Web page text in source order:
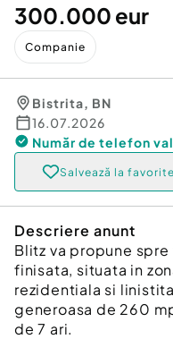
300.000 eur
Companie
Bistrita, BN
16.07.2026
Număr de telefon
Salvează la favorite
Descriere anunt
Blitz va propune spre
finisata, situata in
rezidentiala si
generoasa de 260
de 7 ari.